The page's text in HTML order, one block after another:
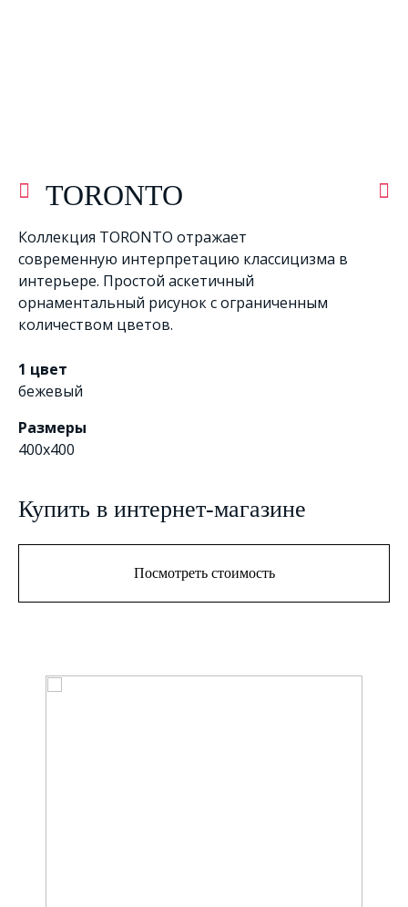
TORONTO
Коллекция TORONTO отражает
современную интерпретацию классицизма в
интерьере. Простой аскетичный
орнаментальный рисунок с ограниченным
количеством цветов.
1 цвет
бежевый
Размеры
400х400
Купить в интернет-магазине
Посмотреть стоимость